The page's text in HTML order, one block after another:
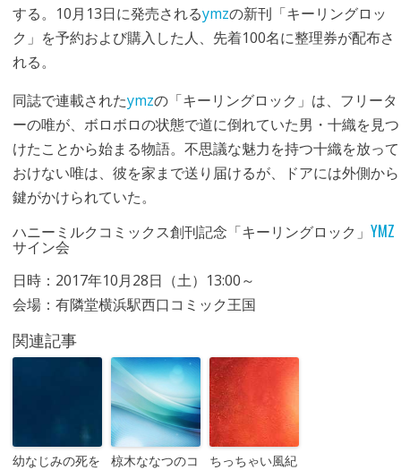
する。10月13日に発売されるymzの新刊「キーリングロッ
ク」を予約および購入した人、先着100名に整理券が配布さ
れる。
同誌で連載されたymzの「キーリングロック」は、フリータ
ーの唯が、ボロボロの状態で道に倒れていた男・十織を見つ
けたことから始まる物語。不思議な魅力を持つ十織を放って
おけない唯は、彼を家まで送り届けるが、ドアには外側から
鍵がかけられていた。
ハニーミルクコミックス創刊記念「キーリングロック」 YMZ
サイン会
日時：2017年10月28日（土）13:00～
会場：有隣堂横浜駅西口コミック王国
関連記事
幼なじみの死を
椋木ななつのコ
ちっちゃい風紀